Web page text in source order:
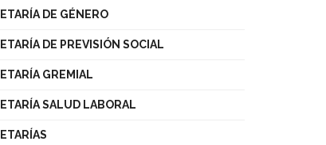
DE GÉNERO
DE PREVISIÓN SOCIAL
GREMIAL
SALUD LABORAL